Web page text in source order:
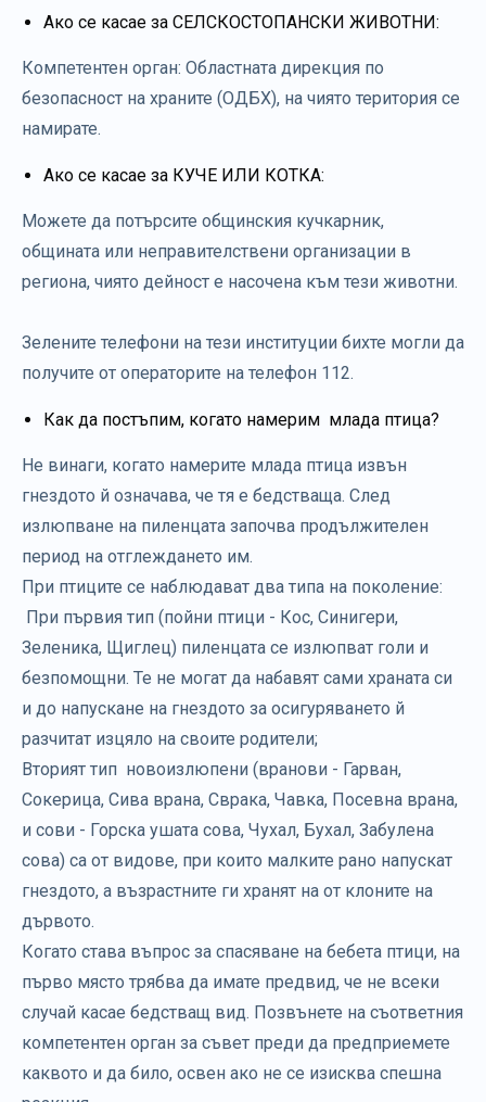
Ако се касае за СЕЛСКОСТОПАНСКИ ЖИВОТНИ:
Компетентен орган: Областната дирекция по
безопасност на храните (ОДБХ), на чиято територия се
намирате.
Ако се касае за КУЧЕ ИЛИ КОТКА:
Можете да потърсите общинския кучкарник,
общината или неправителствени организации в
региона, чиято дейност е насочена към тези животни.
Зелените телефони на тези институции бихте могли да
получите от операторите на телефон 112.
Как да постъпим, когато намерим млада птица?
Не винаги, когато намерите млада птица извън
гнездото й означава, че тя е бедстваща. След
излюпване на пиленцата започва продължителен
период на отглеждането им.
При птиците се наблюдават два типа на поколение:
При първия тип (пойни птици - Кос, Синигери,
Зеленика, Щиглец) пиленцата се излюпват голи и
безпомощни. Те не могат да набавят сами храната си
и до напускане на гнездото за осигуряването й
разчитат изцяло на своите родители;
Вторият тип новоизлюпени (вранови - Гарван,
Сокерица, Сива врана, Сврака, Чавка, Посевна врана,
и сови - Горска ушата сова, Чухал, Бухал, Забулена
сова) са от видове, при които малките рано напускат
гнездото, а възрастните ги хранят на от клоните на
дървото.
Когато става въпрос за спасяване на бебета птици, на
първо място трябва да имате предвид, че не всеки
случай касае бедстващ вид. Позвънете на съответния
компетентен орган за съвет преди да предприемете
каквото и да било, освен ако не се изисква спешна